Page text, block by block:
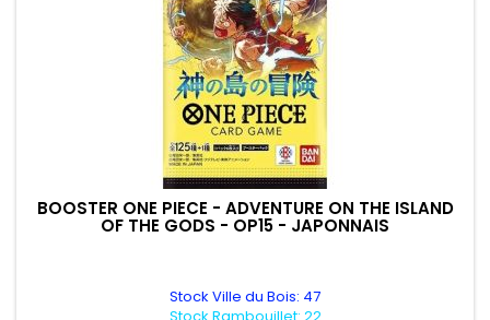
BOOSTER ONE PIECE - ADVENTURE ON THE ISLAND
OF THE GODS - OP15 - JAPONNAIS
Stock Ville du Bois: 47